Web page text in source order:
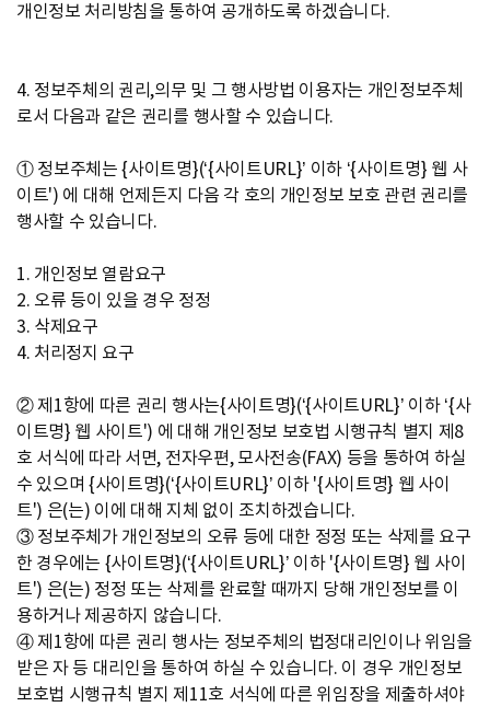
개인정보 처리방침을 통하여 공개하도록 하겠습니다.
4. 정보주체의 권리,의무 및 그 행사방법 이용자는 개인정보주체
로서 다음과 같은 권리를 행사할 수 있습니다.
① 정보주체는 {사이트명}(‘{사이트URL}’ 이하 ‘{사이트명} 웹 사
이트') 에 대해 언제든지 다음 각 호의 개인정보 보호 관련 권리를
행사할 수 있습니다.
1. 개인정보 열람요구
2. 오류 등이 있을 경우 정정
3. 삭제요구
4. 처리정지 요구
② 제1항에 따른 권리 행사는{사이트명}(‘{사이트URL}’ 이하 ‘{사
이트명} 웹 사이트') 에 대해 개인정보 보호법 시행규칙 별지 제8
호 서식에 따라 서면, 전자우편, 모사전송(FAX) 등을 통하여 하실
수 있으며 {사이트명}(‘{사이트URL}’ 이하 '{사이트명} 웹 사이
트') 은(는) 이에 대해 지체 없이 조치하겠습니다.
③ 정보주체가 개인정보의 오류 등에 대한 정정 또는 삭제를 요구
한 경우에는 {사이트명}(‘{사이트URL}’ 이하 '{사이트명} 웹 사이
트') 은(는) 정정 또는 삭제를 완료할 때까지 당해 개인정보를 이
용하거나 제공하지 않습니다.
④ 제1항에 따른 권리 행사는 정보주체의 법정대리인이나 위임을
받은 자 등 대리인을 통하여 하실 수 있습니다. 이 경우 개인정보
보호법 시행규칙 별지 제11호 서식에 따른 위임장을 제출하셔야